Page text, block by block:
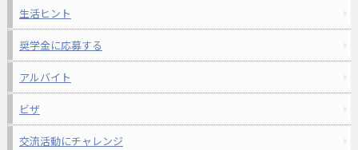
生活ヒント
奨学金に応募する
アルバイト
ビザ
交流活動にチャレンジ